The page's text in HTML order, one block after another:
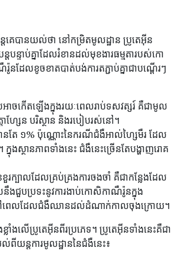
េបានយល់ថា នៅកម្រិតមូលដ្ឋាន ប្រូតេអ៊ីន
តបន្ទាប់គ្នាដែលរំខានដល់មុខងារធម្មតារបស់កោ
ែលខូចខាតបាត់បង់ការតភ្ជាប់គ្នាជាបណ្តើរៗ
ាចកើតឡើងក្នុងរយៈពេលរាប់ទសវត្សរ៍ គឺជាមូល
ហ្សែន បរិស្ថាន និងរបៀបរស់នៅ។
ានតែ ១% ប៉ុណ្ណោះនៃករណីជំងឺអាល់ហ្សៃមឺរ ដែល
ងស្ថានភាពទាំងនេះ ជំងឺនេះច្រើនតែបង្ហាញរោគ
រក្បាលដែលគ្រប់គ្រងការចងចាំ គឺជាកន្លែងដែល
នឹងជួបប្រទះនូវការងាប់កោសិកាណឺរ៉ូនក្នុង
នៅពេលដែលជំងឺឈានដល់ដំណាក់កាលចុងក្រោយ។
ាំងលើប្រូតេអ៊ីនពីរប្រភេទ។ ប្រូតេអ៊ីនទាំងនេះគឺជា
ពីយន្តការមូលដ្ឋាននៃជំងឺនេះ៖